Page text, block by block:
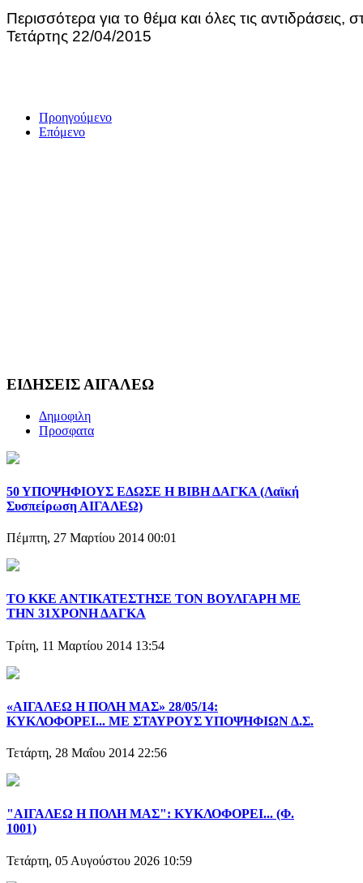
Περισσότερα για το θέμα και όλες τις
Τετάρτης 22/04/2015
Προηγούμενο
Επόμενο
ΕΙΔΗΣΕΙΣ ΑΙΓΑΛΕΩ
Δημοφιλη
Προσφατα
50 ΥΠΟΨΗΦΙΟΥΣ ΕΔΩΣΕ Η ΒΙΒΗ ΔΑΓΚΑ (Λαϊκή
Συσπείρωση ΑΙΓΑΛΕΩ)
Πέμπτη, 27 Μαρτίου 2014 00:01
ΤΟ ΚΚΕ ΑΝΤΙΚΑΤΕΣΤΗΣΕ ΤΟΝ ΒΟΥΛΓΑΡΗ ΜΕ
ΤΗΝ 31ΧΡΟΝΗ ΔΑΓΚΑ
Τρίτη, 11 Μαρτίου 2014 13:54
«ΑΙΓΑΛΕΩ Η ΠΟΛΗ ΜΑΣ» 28/05/14:
ΚΥΚΛΟΦΟΡΕΙ... ΜΕ ΣΤΑΥΡΟΥΣ ΥΠΟΨΗΦΙΩΝ Δ.Σ.
Τετάρτη, 28 Μαΐου 2014 22:56
"ΑΙΓΑΛΕΩ Η ΠΟΛΗ ΜΑΣ": ΚΥΚΛΟΦΟΡΕΙ... (Φ.
1001)
Τετάρτη, 05 Αυγούστου 2026 10:59